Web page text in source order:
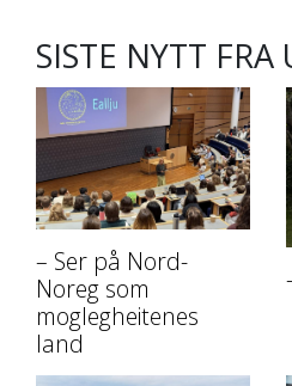
SISTE NYTT FRA
– Ser på Nord-
Noreg som
moglegheitenes
land